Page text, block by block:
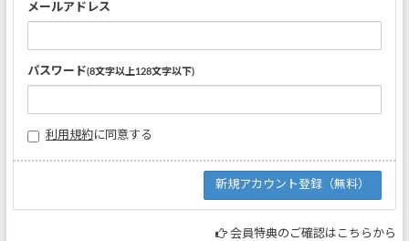
メールアドレス
パスワード(8文字以上128文字以下)
利用規約に同意する
会員特典のご確認はこちらから